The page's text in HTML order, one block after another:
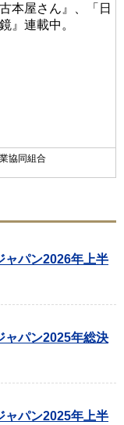
本屋さん』、「日
』連載中。
協同組合
ャパン2026年上半
ャパン2025年総決
ャパン2025年上半